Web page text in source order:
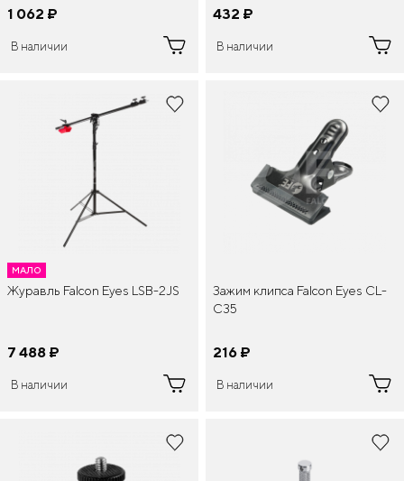
1 062 ¤
В наличии
432 ¤
В наличии
МАЛО
Журавль Falcon Eyes LSB-2JS
7 488 ¤
В наличии
Зажим клипса Falcon Eyes CL-
C35
216 ¤
В наличии